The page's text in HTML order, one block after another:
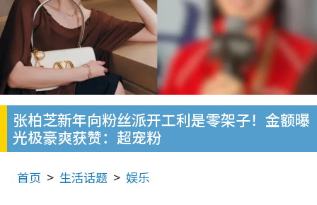
张柏芝新年向粉丝派开工利是零架子！金额曝
光极豪爽获赞：超宠粉
首页 生活话题 娱乐